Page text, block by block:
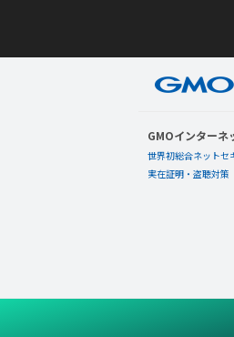
GMOインターネ
世界初総合ネットセ
実在証明・盗聴対策